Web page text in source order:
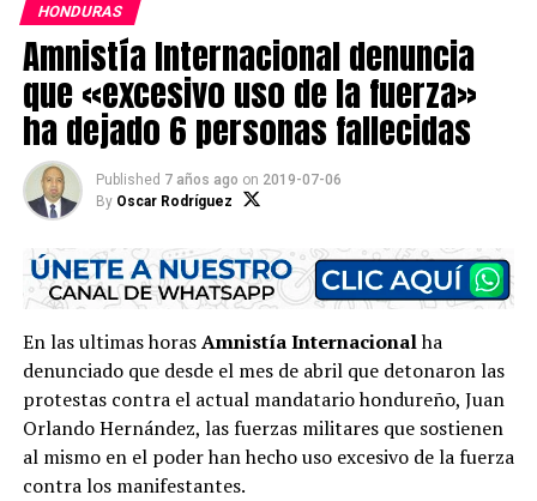
HONDURAS
Amnistía Internacional denuncia
que «excesivo uso de la fuerza»
ha dejado 6 personas fallecidas
Published 7 años ago on 2019-07-06
By Oscar Rodríguez
En las ultimas horasAmnistía Internacionalha
denunciado que desde el mes de abril que detonaron las
protestas contra el actual mandatario hondureño, Juan
Orlando Hernández, las fuerzas militares que sostienen
al mismo en el poder han hecho uso excesivo de la fuerza
contra los manifestantes.